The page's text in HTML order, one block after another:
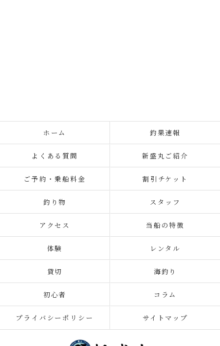
ホーム 釣果速報
よくある質問 新盛丸ご紹介
ご予約・乗船料金 割引チケット
釣り物 スタッフ
アクセス 当船の特徴
体験 レンタル
貸切 海釣り
初心者 コラム
プライバシーポリシー サイトマップ